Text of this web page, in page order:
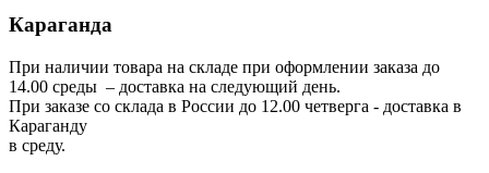
Караганда
При наличии товара на складе при оформлении заказа до
14.00 среды – доставка на следующий день.
При заказе со склада в России до 12.00 четверга - доставка в
Караганду
в среду.